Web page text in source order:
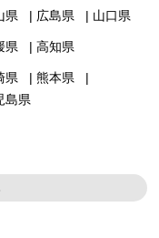
県 広島県 山口県
県 高知県
県
熊本県
島県